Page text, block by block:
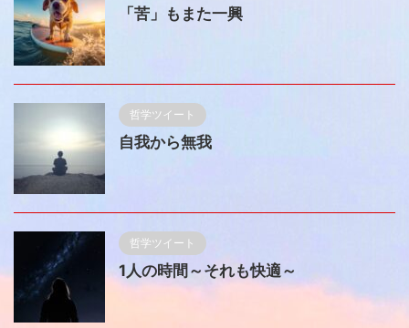
「苦」もまた一興
哲学ツイート
自我から無我
哲学ツイート
1人の時間～それも快適～